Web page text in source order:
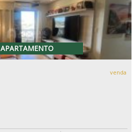
APARTAMENTO
venda